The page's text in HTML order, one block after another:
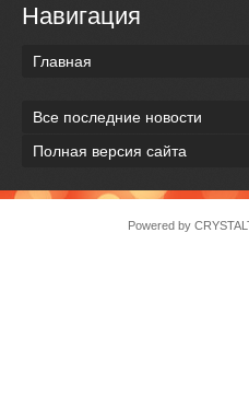
Навигация
Главная
Все последние новости
Полная версия сайта
Powered by